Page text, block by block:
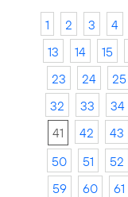
1 2 3 4
13
14 15
23
24 25
32
33 34
41
42 43
50
51 52
59
60 61